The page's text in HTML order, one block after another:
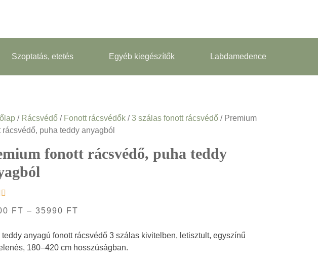
Szoptatás, etetés Egyéb kiegészítők Labdamedence
/ Rácsvédő/ Fonott rácsvédők/3 szálas fonott rácsvédő/ Premium
rácsvédő, puha teddy anyagból
fonott rácsvédő, puha teddy
FT – 35990 FT
teddy anyagú fonott rácsvédő 3 szálas kivitelben, letisztult, egyszínű
180–420 cm hosszúságban.